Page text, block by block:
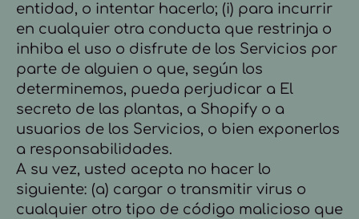
entidad, o intentar hacerlo; (i) para incurrir
en cualquier otra conducta que restrinja o
inhiba el uso o disfrute de los Servicios por
parte de alguien o que, según los
determinemos, pueda perjudicar a El
secreto de las plantas, a Shopify o a
usuarios de los Servicios, o bien exponerlos
a responsabilidades.
A su vez, usted acepta no hacer lo
siguiente: (a) cargar o transmitir virus o
cualquier otro tipo de código malicioso que